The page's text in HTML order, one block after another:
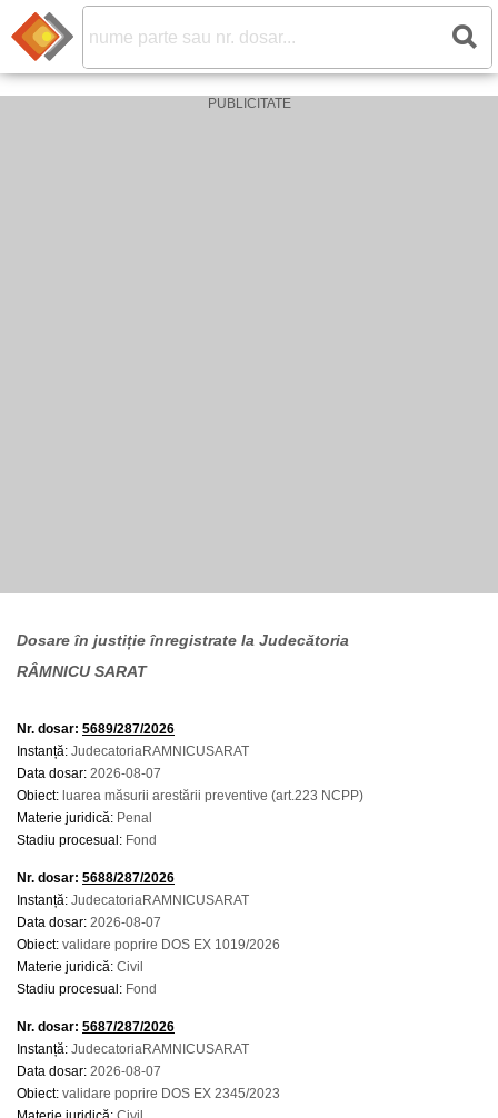
Dosare în justiție înregistrate la Judecătoria
RÂMNICU SARAT
Nr. dosar: 5689/287/2026
Instanță: JudecatoriaRAMNICUSARAT
Data dosar: 2026-08-07
Obiect: luarea măsurii arestării preventive (art.223 NCPP)
Materie juridică: Penal
Stadiu procesual: Fond
Nr. dosar: 5688/287/2026
Instanță: JudecatoriaRAMNICUSARAT
Data dosar: 2026-08-07
Obiect: validare poprire DOS EX 1019/2026
Materie juridică: Civil
Stadiu procesual: Fond
Nr. dosar: 5687/287/2026
Instanță: JudecatoriaRAMNICUSARAT
Data dosar: 2026-08-07
Obiect: validare poprire DOS EX 2345/2023